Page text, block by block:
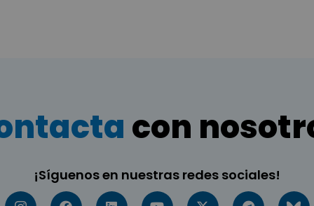
con
¡Síguenos en nuestras redes sociales!